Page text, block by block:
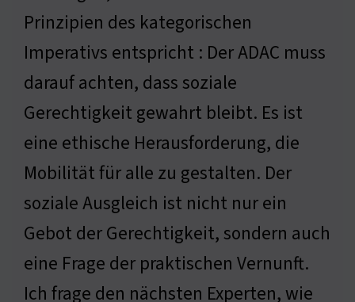
Prinzipien des kategorischen
Imperativs entspricht : Der ADAC muss
darauf achten, dass soziale
Gerechtigkeit gewahrt bleibt. Es ist
eine ethische Herausforderung, die
Mobilität für alle zu gestalten. Der
soziale Ausgleich ist nicht nur ein
Gebot der Gerechtigkeit, sondern auch
eine Frage der praktischen Vernunft.
Ich frage den nächsten Experten, wie